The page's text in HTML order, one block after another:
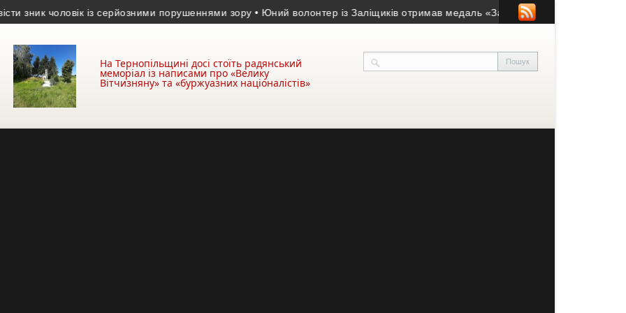
чоловік із серйозними порушеннями зору • Юний волонтер із Заліщиків отримав медаль «За жертовність і любов до
На Тернопільщині досі стоїть радянський
меморіал із написами про «Велику
Вітчизняну» та «буржуазних націоналістів»